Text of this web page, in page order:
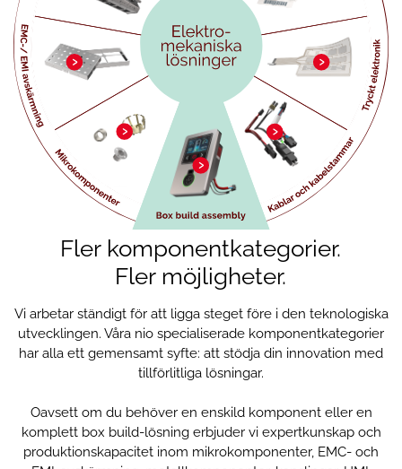
Fler komponentkategorier.
Fler möjligheter.
Vi arbetar ständigt för att ligga steget före i den teknologiska
utvecklingen. Våra nio specialiserade komponentkategorier
har alla ett gemensamt syfte: att stödja din innovation med
tillförlitliga lösningar.
Oavsett om du behöver en enskild komponent eller en
komplett box build-lösning erbjuder vi expertkunskap och
produktionskapacitet inom mikrokomponenter, EMC- och